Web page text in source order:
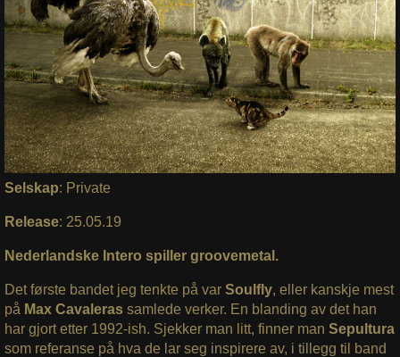
Selskap: Private
Release: 25.05.19
Nederlandske Intero spiller groovemetal.
Det første bandet jeg tenkte på var Soulfly, eller kanskje mest
på Max Cavaleras samlede verker. En blanding av det han
har gjort etter 1992-ish. Sjekker man litt, finner man Sepultura
som referanse på hva de lar seg inspirere av, i tillegg til band